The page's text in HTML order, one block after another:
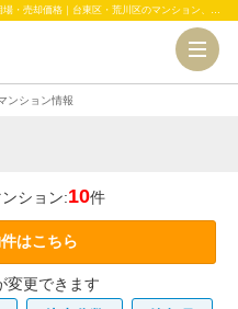
春日のマンション情報｜購入・売り物件、売却査定・相場・売却価格｜台東区・荒川区のマンション、中古・新築一戸建、土地のことならセンチュリー21クレール不動産
ンション情報
ション:10件
はこちら
変更できます